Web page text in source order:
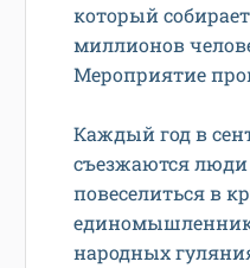
который
миллионов
Мероприятие
Каждый год в
съезжаются люди
повеселиться в
народных